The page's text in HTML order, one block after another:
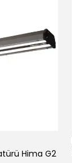
Hima G2